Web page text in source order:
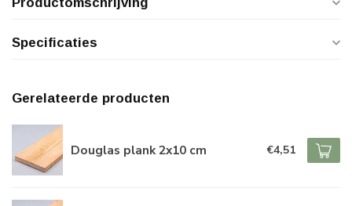
Specificaties
Gerelateerde producten
Douglas plank 2x10 cm €4,51